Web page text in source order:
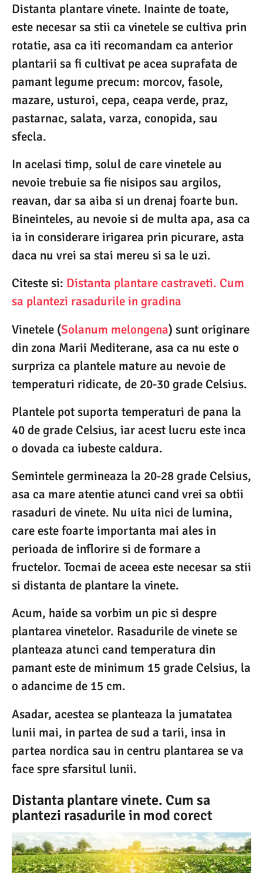
Distanta plantare vinete. Inainte de toate,
este necesar sa stii ca vinetele se cultiva prin
rotatie, asa ca iti recomandam ca anterior
plantarii sa fi cultivat pe acea suprafata de
pamant legume precum: morcov, fasole,
mazare, usturoi, cepa, ceapa verde, praz,
pastarnac, salata, varza, conopida, sau
sfecla.
In acelasi timp, solul de care vinetele au
nevoie trebuie sa fie nisipos sau argilos,
reavan, dar sa aiba si un drenaj foarte bun.
Bineinteles, au nevoie si de multa apa, asa ca
ia in considerare irigarea prin picurare, asta
daca nu vrei sa stai mereu si sa le uzi.
Citeste si: Distanta plantare castraveti. Cum
sa plantezi rasadurile in gradina
Vinetele (Solanum melongena) sunt originare
din zona Marii Mediterane, asa ca nu este o
surpriza ca plantele mature au nevoie de
temperaturi ridicate, de 20-30 grade Celsius.
Plantele pot suporta temperaturi de pana la
40 de grade Celsius, iar acest lucru este inca
o dovada ca iubeste caldura.
Semintele germineaza la 20-28 grade Celsius,
asa ca mare atentie atunci cand vrei sa obtii
rasaduri de vinete. Nu uita nici de lumina,
care este foarte importanta mai ales in
perioada de inflorire si de formare a
fructelor. Tocmai de aceea este necesar sa stii
si distanta de plantare la vinete.
Acum, haide sa vorbim un pic si despre
plantarea vinetelor. Rasadurile de vinete se
planteaza atunci cand temperatura din
pamant este de minimum 15 grade Celsius, la
o adancime de 15 cm.
Asadar, acestea se planteaza la jumatatea
lunii mai, in partea de sud a tarii, insa in
partea nordica sau in centru plantarea se va
face spre sfarsitul lunii.
Distanta plantare vinete. Cum sa
plantezi rasadurile in mod corect